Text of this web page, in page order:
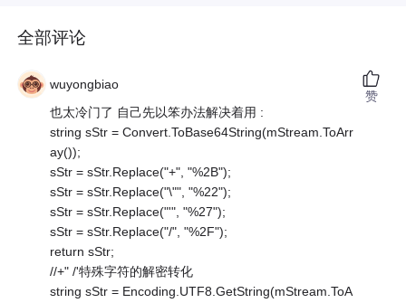
全部评论
wuyongbiao
也太冷门了 自己先以笨办法解决着用 :
string sStr = Convert.ToBase64String(mStream.ToArr
ay());
sStr = sStr.Replace("+", "%2B");
sStr = sStr.Replace("\"", "%22");
sStr = sStr.Replace("'", "%27");
sStr = sStr.Replace("/", "%2F");
return sStr;
//+" /'特殊字符的解密转化
string sStr = Encoding.UTF8.GetString(mStream.ToA
赞